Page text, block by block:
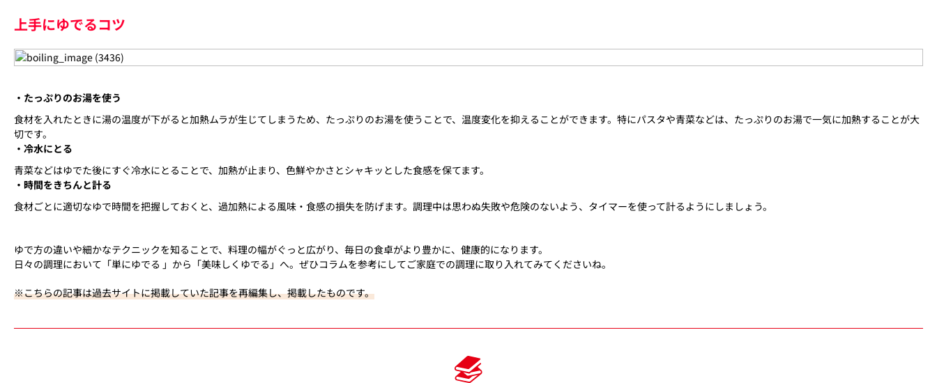
上手にゆでるコツ
・たっぷりのお湯を使う
食材を入れたときに湯の温度が下がると加熱ムラが生じてしまうため、たっぷりのお湯を使うことで、温度変化を抑えることができます。特にパスタや青菜などは、たっぷりのお湯で一気に加熱することが大
切です。
・冷水にとる
青菜などはゆでた後にすぐ冷水にとることで、加熱が止まり、色鮮やかさとシャキッとした食感を保てます。
・時間をきちんと計る
食材ごとに適切なゆで時間を把握しておくと、過加熱による風味・食感の損失を防げます。調理中は思わぬ失敗や危険のないよう、タイマーを使って計るようにしましょう。
ゆで方の違いや細かなテクニックを知ることで、料理の幅がぐっと広がり、毎日の食卓がより豊かに、健康的になります。
日々の調理において「単にゆでる 」から「美味しくゆでる」へ。ぜひコラムを参考にしてご家庭での調理に取り入れてみてくださいね。
※こちらの記事は過去サイトに掲載していた記事を再編集し、掲載したものです。